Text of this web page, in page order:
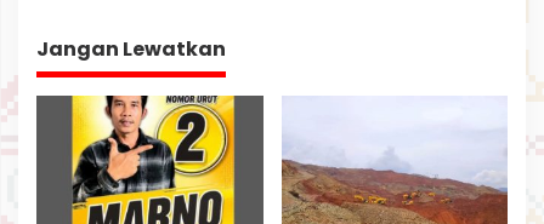
g
a
Jangan Lewatkan